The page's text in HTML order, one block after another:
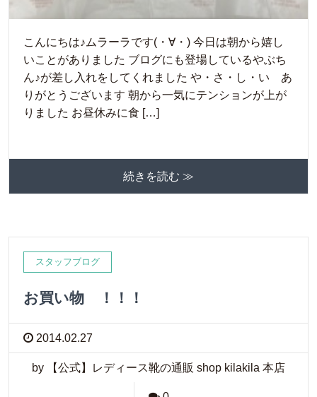
こんにちは♪ムラーラです(・∀・) 今日は朝から嬉し
いことがありました ブログにも登場しているやぶち
ん♪が差し入れをしてくれました や・さ・し・い あ
りがとうございます 朝から一気にテンションが上が
りました お昼休みに食 […]
続きを読む ≫
スタッフブログ
お買い物 ！！！
2014.02.27
by 【公式】レディース靴の通販 shop kilakila 本店